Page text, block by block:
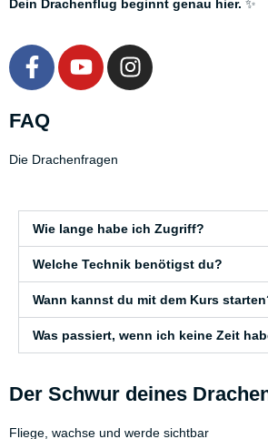
Dein Drachenflug beginnt genau hier. ✨
F
a
e
o
k
-
f
Y
o
b
I
n
a
m
FAQ
Die Drachenfragen
Wie lange habe ich Zugriff?
Welche Technik benötigst du?
Wann kannst du mit dem Kurs
Was passiert, wenn ich keine Zeit
Der Schwur deines
Fliege, wachse und werde sichtbar